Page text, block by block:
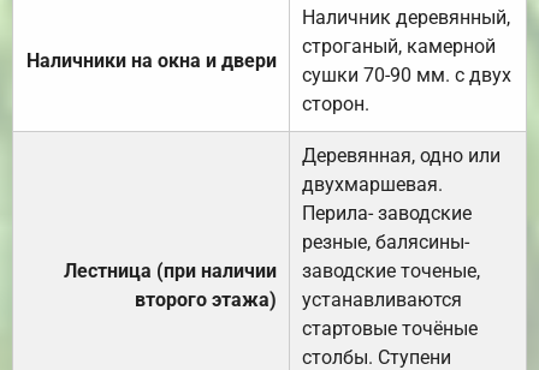
Наличники на окна и двери
Наличник деревянный,
строганый, камерной
сушки 70-90 мм. с двух
сторон.
Лестница (при наличии
второго этажа)
Деревянная, одно или
двухмаршевая.
Перила- заводские
резные, балясины-
заводские точеные,
устанавливаются
стартовые точёные
столбы. Ступени